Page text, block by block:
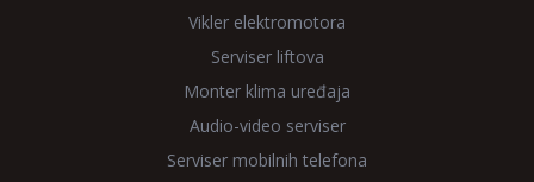
Vikler elektromotora
Serviser liftova
Monter klima uređaja
Audio-video serviser
Serviser mobilnih telefona